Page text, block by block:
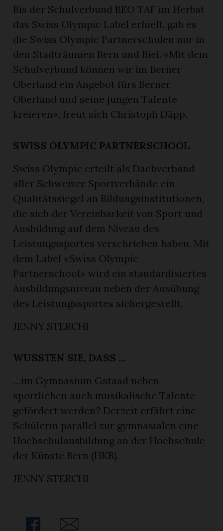
Bis der Schulverbund BEO TAF im Herbst
das Swiss Olympic Label erhielt, gab es
die Swiss Olympic Partnerschulen nur in
den Stadträumen Bern und Biel. «Mit dem
Schulverbund können wir im Berner
Oberland ein Angebot fürs Berner
Oberland und seine jungen Talente
kreieren», freut sich Christoph Däpp.
SWISS OLYMPIC PARTNERSCHOOL
Swiss Olympic erteilt als Dachverband
aller Schweizer Sportverbände ein
Qualitätssiegel an Bildungsinstitutionen,
die sich der Vereinbarkeit von Sport und
Ausbildung auf dem Niveau des
Leistungssportes verschrieben haben. Mit
dem Label «Swiss Olympic
Partnerschool» wird ein standardisiertes
Ausbildungsniveau neben der Ausübung
des Leistungssportes sichergestellt.
JENNY STERCHI
WUSSTEN SIE, DASS …
…im Gymnasium Gstaad neben
sportlichen auch musikalische Talente
gefördert werden? Derzeit erfährt eine
Schülerin parallel zur gymnasialen eine
Hochschulausbildung an der Hochschule
der Künste Bern (HKB).
JENNY STERCHI
Share Share